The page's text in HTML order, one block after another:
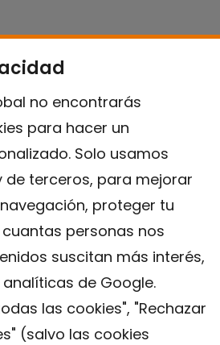
no encontrarás
para hacer un
Solo usamos
de terceros, para mejorar
proteger tu
personas nos
suscitan más interés,
de Google.
las cookies", "Rechazar
(salvo las cookies